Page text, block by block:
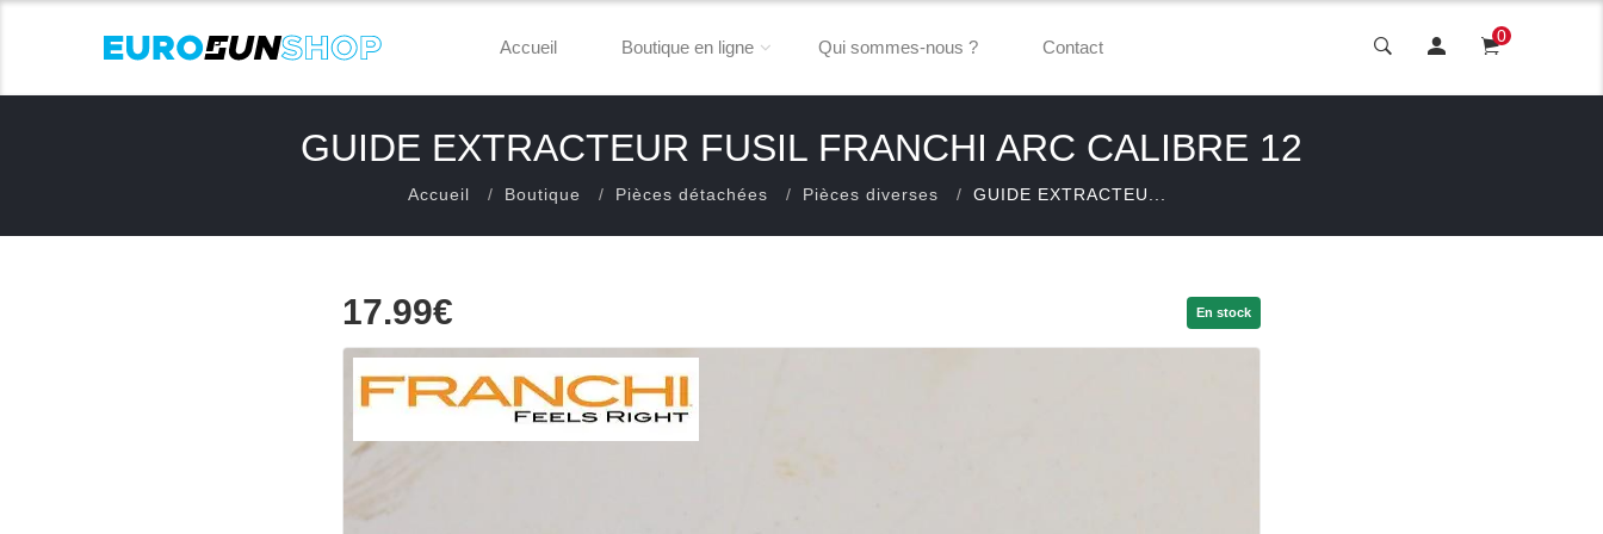
Accueil Boutique en ligne Qui sommes-nous ? Contact
0
GUIDE EXTRACTEUR FUSIL FRANCHI ARC CALIBRE 12
Accueil Boutique Pièces détachées Pièces diverses GUIDE EXTRACTEU...
17.99€ En stock